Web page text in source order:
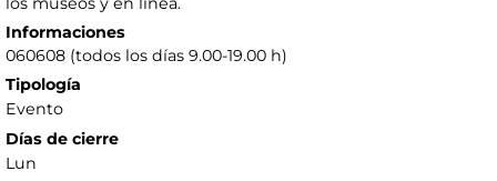
Informaciones
060608 (todos los días 9.00-19.00 h)
Tipología
Evento
Días de cierre
Lun